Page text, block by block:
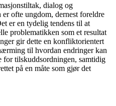
dialog og
ofte ungdom, dernest foreldre
er en tydelig tendens til at
problematikken som et resultat
gir dette en konfliktorientert
til hvordan endringer kan
for tilskuddsordningen, samtidig
på en måte som gjør det